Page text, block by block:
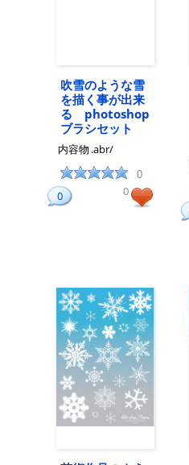
吹雪のような雪
を描く事が出来
る photoshop
ブラシセット
内容物 .abr/
0
0 0